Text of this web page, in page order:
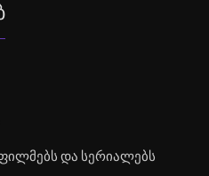
ფილმებს და სერიალებს